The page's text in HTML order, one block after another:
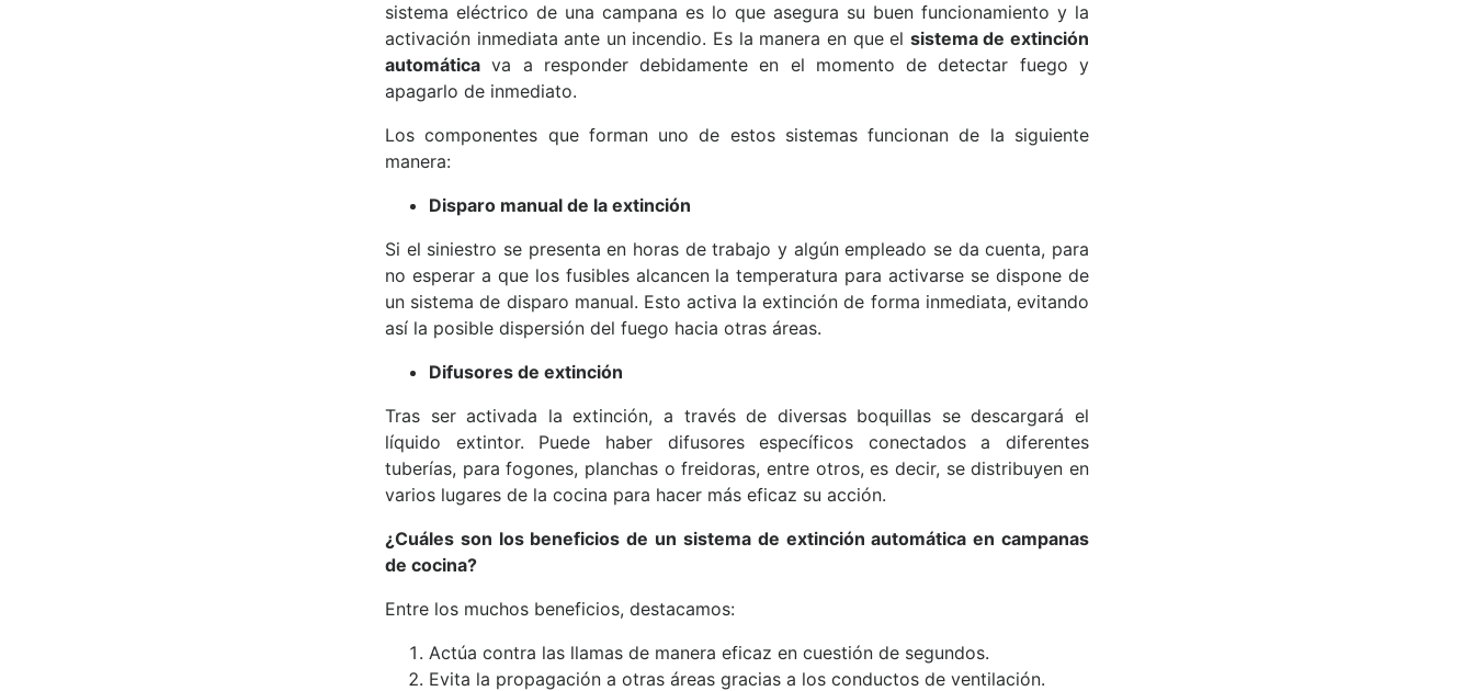
sistema eléctrico de una campana es lo que asegura su buen funcionamiento y la
activación inmediata ante un incendio. Es la manera en que el sistema de extinción
automática va a responder debidamente en el momento de detectar fuego y
apagarlo de inmediato.
Los componentes que forman uno de estos sistemas funcionan de la siguiente
manera:
Disparo manual de la extinción
Si el siniestro se presenta en horas de trabajo y algún empleado se da cuenta, para
no esperar a que los fusibles alcancen la temperatura para activarse se dispone de
un sistema de disparo manual. Esto activa la extinción de forma inmediata, evitando
así la posible dispersión del fuego hacia otras áreas.
Difusores de extinción
Tras ser activada la extinción, a través de diversas boquillas se descargará el
líquido extintor. Puede haber difusores específicos conectados a diferentes
tuberías, para fogones, planchas o freidoras, entre otros, es decir, se distribuyen en
varios lugares de la cocina para hacer más eficaz su acción.
¿Cuáles son los beneficios de un sistema de extinción automática en campanas
de cocina?
Entre los muchos beneficios, destacamos:
Actúa contra las llamas de manera eficaz en cuestión de segundos.
Evita la propagación a otras áreas gracias a los conductos de ventilación.